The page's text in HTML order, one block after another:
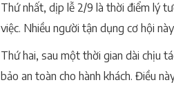
Thứ nhất, dịp lễ 2/9 là thời điểm lý
việc. Nhiều người tận dụng cơ hội
Thứ hai, sau một thời gian dài chịu
bảo an toàn cho hành khách. Điều